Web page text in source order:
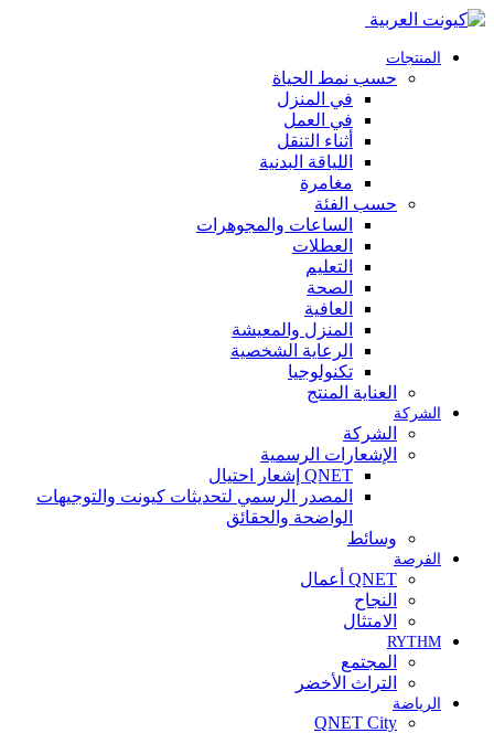
المنتجات
حسب نمط الحياة
في المنزل
في العمل
أثناء التنقل
اللياقة البدنية
مغامرة
حسب الفئة
الساعات والمجوهرات
العطلات
التعليم
الصحة
العافية
المنزل والمعيشة
الرعاية الشخصية
تكنولوجيا
العناية المنتج
الشركة
الشركة
الإشعارات الرسمية
QNET إشعار احتيال
المصدر الرسمي لتحديثات كيونت والتوجيهات
الواضحة والحقائق
وسائط
الفرصة
QNET أعمال
النجاح
الامتثال
RYTHM
المجتمع
التراث الأخضر
الرياضة
QNET City